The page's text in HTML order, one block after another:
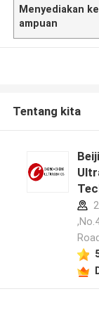
Menyediakan
ampuan
Tentang kita